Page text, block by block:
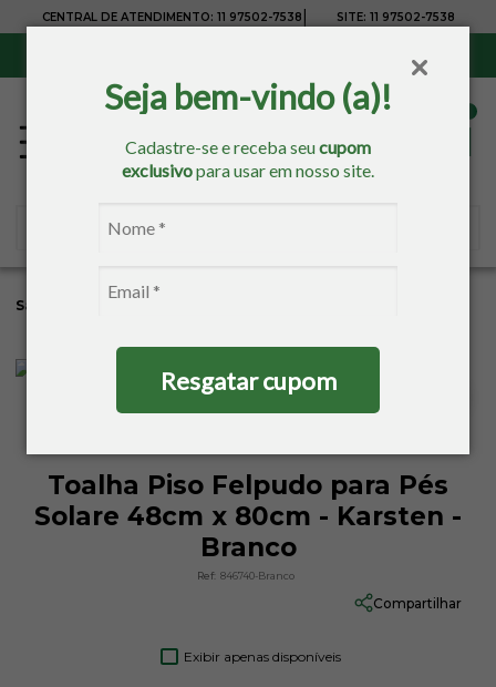
Seja bem-vindo (a)!
Cadastre-se e receba seucupom
exclusivopara usar em nosso site.
Resgatar cupom
CENTRAL DE ATENDIMENTO: 11 97502-7538 SITE: 11 97502-7538
Sacaria
Toalha Piso Felpudo para Pés
Solare 48cm x 80cm - Karsten -
Branco
Ref: 846740-Branco
Compartilhar
Exibir apenas disponíveis